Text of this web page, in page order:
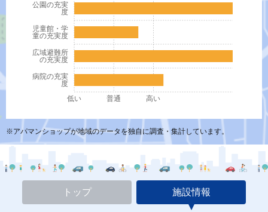
病院の充実
度
広域避難所
の充実度
児童館・学
童の充実度
公園の充実
度
低い 普通 高い
※アパマンショップが地域のデータを独自に調査・集計しています。
トップ 施設情報